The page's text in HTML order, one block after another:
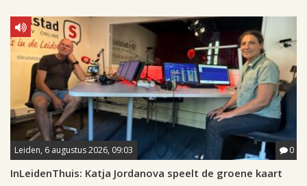
Leiden, 6 augustus 2026, 09:03 0
InLeidenThuis: Katja Jordanova speelt de groene kaart